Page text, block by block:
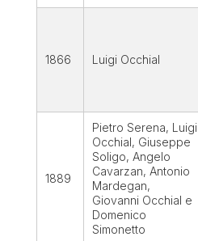
1866 Luigi Occhial
1889
Pietro Serena, Luigi
Occhial, Giuseppe
Soligo, Angelo
Cavarzan, Antonio
Mardegan,
Giovanni Occhial e
Domenico
Simonetto